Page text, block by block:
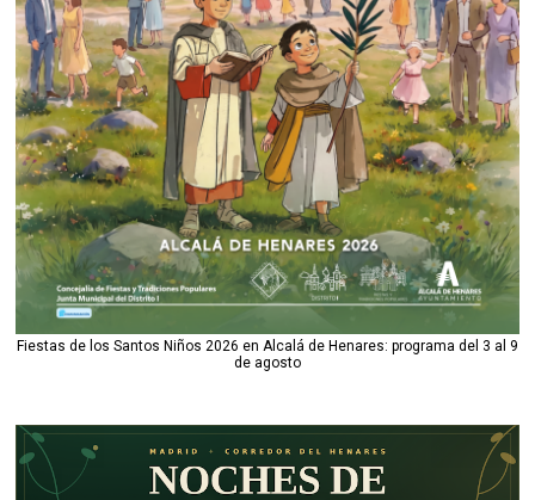
Fiestas de los Santos Niños 2026 en Alcalá de Henares: programa del 3 al 9
de agosto